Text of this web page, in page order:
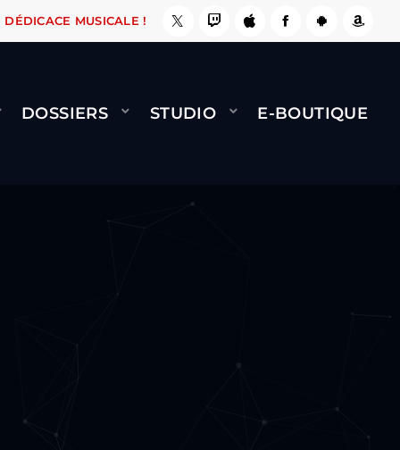
ÇA LE FAIT ! NAMI BERNARD MINET -
DÉDICACE MUSICALE !
DOSSIERS STUDIO E-BOUTIQUE